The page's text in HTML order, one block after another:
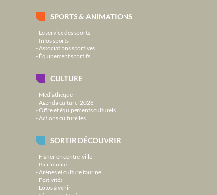
SPORTS & ANIMATIONS
Le service des sports
Infos sports
Associations sportives
Équipement sportifs
CULTURE
Médiathèque
Agenda culturel 2026
Offre et équipements culturels
Actions culturelles
SORTIR DÉCOUVRIR
Flâner en centre-ville
Patrimoine
Arènes et culture taurine
Festivités
Lotos à venir